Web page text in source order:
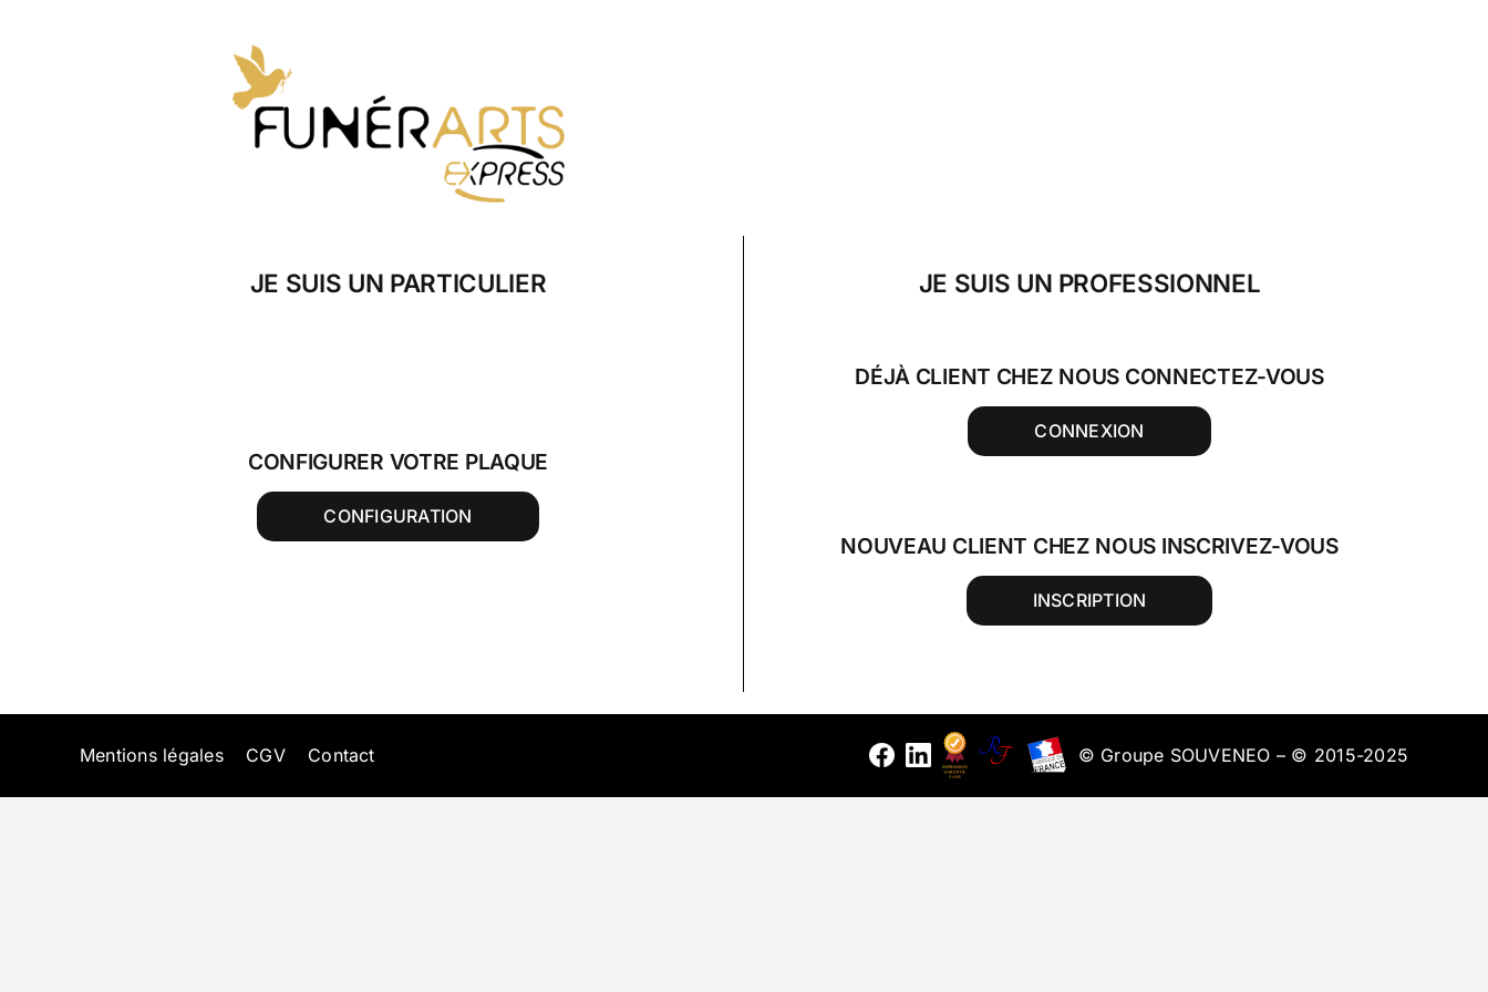
JE SUIS UN PARTICULIER JE SUIS UN PROFESSIONNEL
CONFIGURER VOTRE PLAQUE
CONFIGURATION
DÉJÀ CLIENT CHEZ NOUS CONNECTEZ-VOUS
CONNEXION
NOUVEAU CLIENT CHEZ NOUS INSCRIVEZ-VOUS
INSCRIPTION
Mentions légales CGV Contact © Groupe SOUVENEO – © 2015-2025